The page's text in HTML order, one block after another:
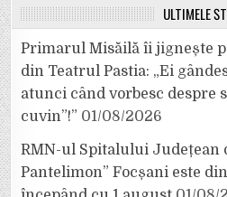
ULTIMELE
Primarul Misăilă îi jignește
din Teatrul Pastia: „Ei
atunci când vorbesc despre
cuvin”!” 01/08/2026
RMN-ul Spitalului Județean
Pantelimon” Focșani este